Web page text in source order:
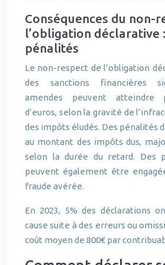
Conséquences du non-
l’obligation déclarative
pénalités
Le non-respect de l’obligation
des sanctions financières
amendes peuvent atteindre
d’euros, selon la gravité de
des impôts éludés. Des pénalités
au montant des impôts dus,
selon la durée du retard. Des
peuvent également être
fraude avérée.
En 2023, 5% des déclarations
cause suite à des erreurs ou
coût moyen de 800€ par